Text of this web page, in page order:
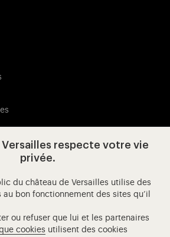
notre Facebook (ouverture
Visitez notre X (ouverture dans un
Visitez notre Instagram
Visitez notre YouTube
Versailles respecte votre vie
privée.
du château de Versailles utilise des
au bon fonctionnement des sites qu’il
ou refuser que lui et les partenaires
cookies utilisent des cookies